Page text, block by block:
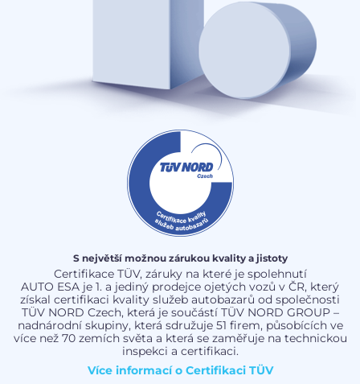
S největší možnou zárukou kvality a jistoty
Certifikace TÜV, záruky na které je spolehnutí
AUTO ESA je 1. a jediný prodejce ojetých vozů v ČR, který
získal certifikaci kvality služeb autobazarů od společnosti
TÜV NORD Czech, která je součástí TÜV NORD GROUP –
nadnárodní skupiny, která sdružuje 51 firem, působících ve
více než 70 zemích světa a která se zaměřuje na technickou
inspekci a certifikaci.
Více informací o Certifikaci TÜV